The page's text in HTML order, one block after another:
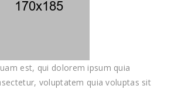
est, qui dolorem ipsum quia
voluptatem quia voluptas sit